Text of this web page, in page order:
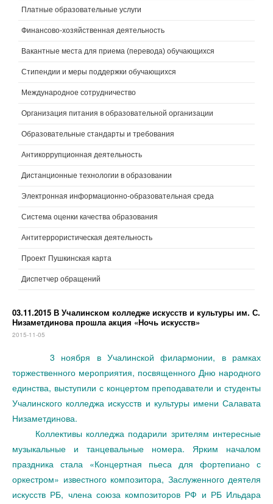
Платные образовательные услуги
Финансово-хозяйственная деятельность
Вакантные места для приема (перевода) обучающихся
Стипендии и меры поддержки обучающихся
Международное сотрудничество
Организация питания в образовательной организации
Образовательные стандарты и требования
Антикоррупционная деятельность
Дистанционные технологии в образовании
Электронная информационно-образовательная среда
Система оценки качества образования
Антитеррористическая деятельность
Проект Пушкинская карта
Диспетчер обращений
03.11.2015 В Учалинском колледже искусств и культуры им. С.
Низаметдинова прошла акция «Ночь искусств»
2015-11-05
3 ноября в Учалинской филармонии, в рамках
торжественного мероприятия, посвященного Дню народного
единства, выступили с концертом преподаватели и студенты
Учалинского колледжа искусств и культуры имени Салавата
Низаметдинова.
Коллективы колледжа подарили зрителям интересные
музыкальные и танцевальные номера. Ярким началом
праздника стала «Концертная пьеса для фортепиано с
оркестром» известного композитора, Заслуженного деятеля
искусств РБ, члена союза композиторов РФ и РБ Ильдара